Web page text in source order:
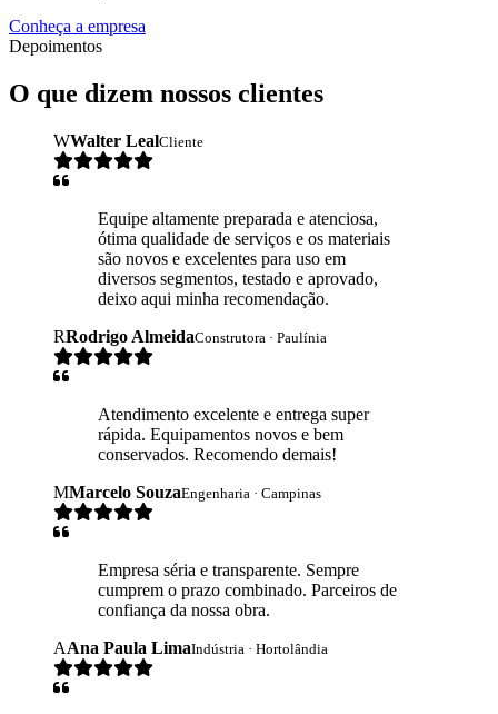
Conheça a empresa
Depoimentos
O que dizem nossos clientes
WWalter LealCliente
Equipe altamente preparada e atenciosa,
ótima qualidade de serviços e os materiais
são novos e excelentes para uso em
diversos segmentos, testado e aprovado,
deixo aqui minha recomendação.
RRodrigo AlmeidaConstrutora · Paulínia
Atendimento excelente e entrega super
rápida. Equipamentos novos e bem
conservados. Recomendo demais!
MMarcelo SouzaEngenharia · Campinas
Empresa séria e transparente. Sempre
cumprem o prazo combinado. Parceiros de
confiança da nossa obra.
AAna Paula LimaIndústria · Hortolândia